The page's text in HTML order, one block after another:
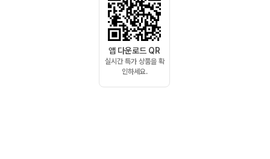
앱 다운로드 QR
실시간 특가 상품을 확
인하세요.